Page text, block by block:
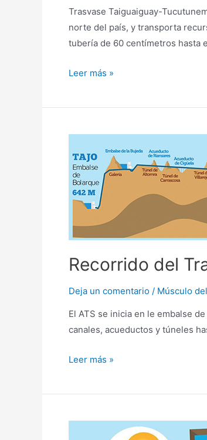
Trasvase Taiguaiguay-
norte del país, y transporta
tubería de 60 centímetros hasta
Leer más »
Recorrido del
Deja un comentario / Músculo
El ATS se inicia en le embalse
canales, acueductos y túneles
Leer más »